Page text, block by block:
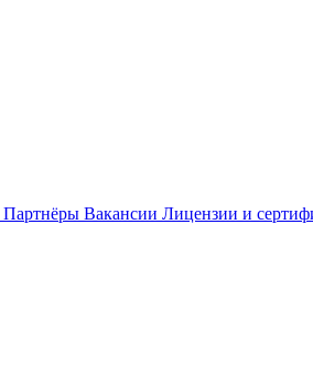
Партнёры Вакансии Лицензии и